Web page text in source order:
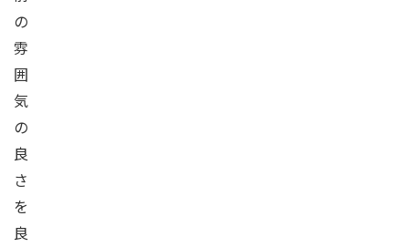
の
雰
囲
気
の
良
さ
を
良